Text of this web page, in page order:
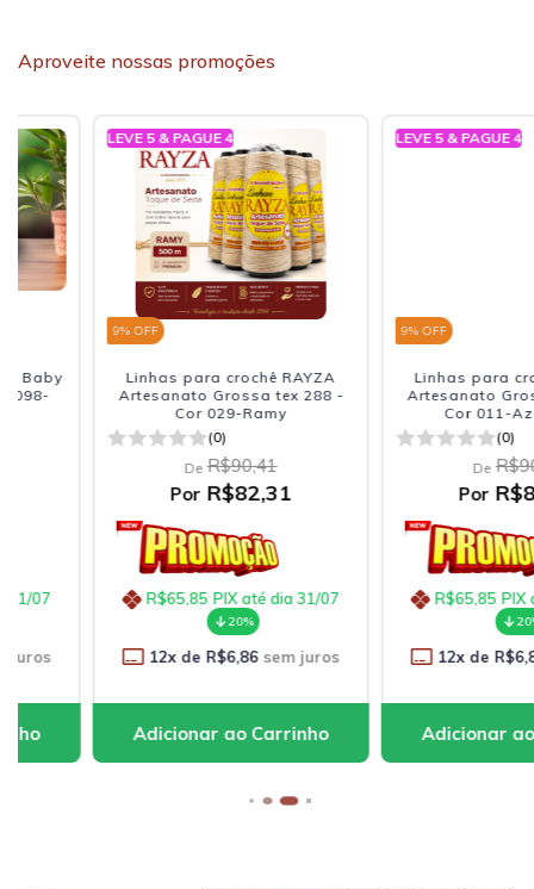
Aproveite nossas promoções
LEVE 5 & PAGUE 4
Linhas para crochê RAYZA
Artesanato Grossa tex 288 -
Cor 029-Ramy
(0)
R$90,41
R$82,31
R$65,85 PIX até dia 31/07
x de R$6,86sem juros
LEVE 5 & PAGUE 4
Linhas para crochê
Artesanato Grossa tex
Cor 011-Azul Claro
(0)
R$90,41
R$82,31
R$65,85 PIX até dia
x de R$6,86sem